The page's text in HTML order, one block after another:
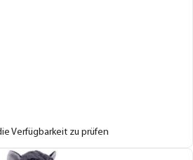
Verfügbarkeit zu prüfen